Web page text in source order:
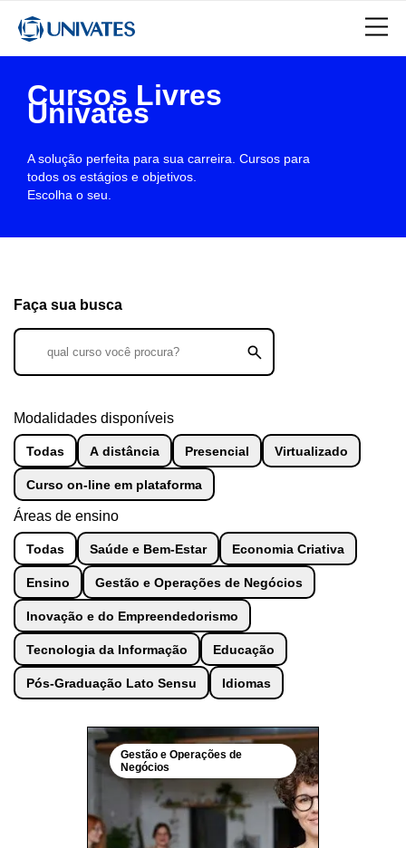
Cursos Livres
Univates
A solução perfeita para sua carreira. Cursos para
todos os estágios e objetivos.
Escolha o seu.
Faça sua busca
Modalidades disponíveis
Todas A distância Presencial Virtualizado
Curso on-line em plataforma
Áreas de ensino
Todas Saúde e Bem-Estar Economia Criativa
Ensino Gestão e Operações de Negócios
Inovação e do Empreendedorismo
Tecnologia da Informação Educação
Pós-Graduação Lato Sensu Idiomas
Gestão e Operações de
Negócios